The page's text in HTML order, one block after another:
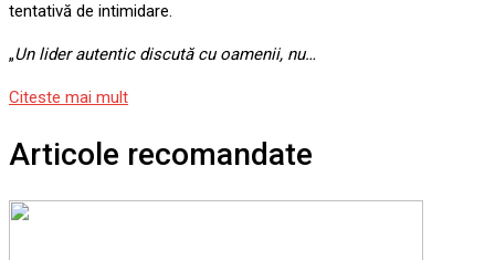
tentativă de intimidare.
„Un lider autentic discută cu oamenii, nu…
Citeste mai mult
Articole recomandate